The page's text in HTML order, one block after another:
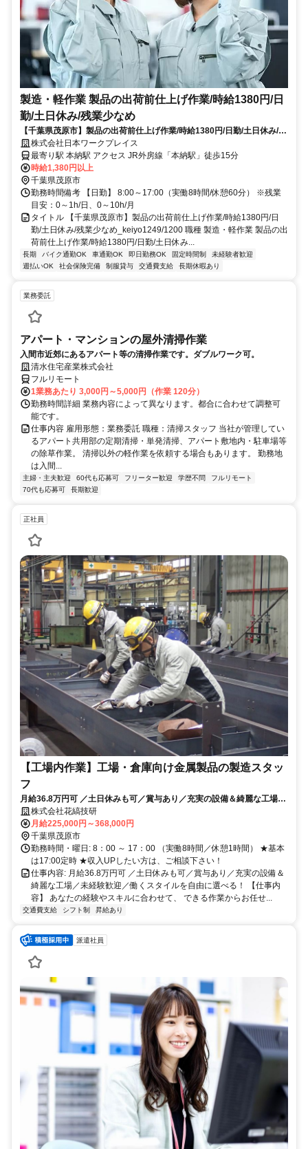
製造・軽作業 製品の出荷前仕上げ作業/時給1380円/日
勤/土日休み/残業少なめ
【千葉県茂原市】製品の出荷前仕上げ作業/時給1380円/日勤/土日休み/残
業少なめ_keiyo1249/1200
株式会社日本ワークプレイス
最寄り駅 本納駅 アクセス JR外房線「本納駅」徒歩15分
時給1,380円以上
千葉県茂原市
勤務時間備考 【日勤】 8:00～17:00（実働8時間/休憩60分） ※残業
目安：0～1h/日、0～10h/月
タイトル 【千葉県茂原市】製品の出荷前仕上げ作業/時給1380円/日
勤/土日休み/残業少なめ_keiyo1249/1200 職種 製造・軽作業 製品の出
荷前仕上げ作業/時給1380円/日勤/土日休み...
長期 バイク通勤OK 車通勤OK 即日勤務OK 固定時間制
未経験者歓迎
週払いOK
社会保険完備 制服貸与 交通費支給 長期休暇あり
業務委託
アパート・マンションの屋外清掃作業
入間市近郊にあるアパート等の清掃作業です。ダブルワーク可。
清水住宅産業株式会社
フルリモート
1業務あたり 3,000円～5,000円（作業 120分）
勤務時間詳細 業務内容によって異なります。都合に合わせて調整可
能です。
仕事内容 雇用形態：業務委託 職種：清掃スタッフ 当社が管理してい
るアパート共用部の定期清掃・単発清掃、アパート敷地内・駐車場等
の除草作業。 清掃以外の軽作業を依頼する場合もあります。 勤務地
は入間...
主婦・主夫歓迎 60代も応募可 フリーター歓迎 学歴不問
フルリモート
70代も応募可
長期歓迎
正社員
【工場内作業】工場・倉庫向け金属製品の製造スタッ
フ
月給36.8万円可 ／土日休みも可／賞与あり／充実の設備＆綺麗な工場／
未経験歓迎／働くスタイルを自由に選べる！
株式会社花縞技研
月給225,000円～368,000円
千葉県茂原市
勤務時間・曜日: 8：00 ～ 17：00 （実働8時間／休憩1時間） ★基本
は17:00定時 ★収入UPしたい方は、ご相談下さい！
仕事内容: 月給36.8万円可 ／土日休みも可／賞与あり／充実の設備＆
綺麗な工場／未経験歓迎／働くスタイルを自由に選べる！ 【仕事内
容】 あなたの経験やスキルに合わせて、 できる作業からお任せ...
交通費支給 シフト制 昇給あり
派遣社員